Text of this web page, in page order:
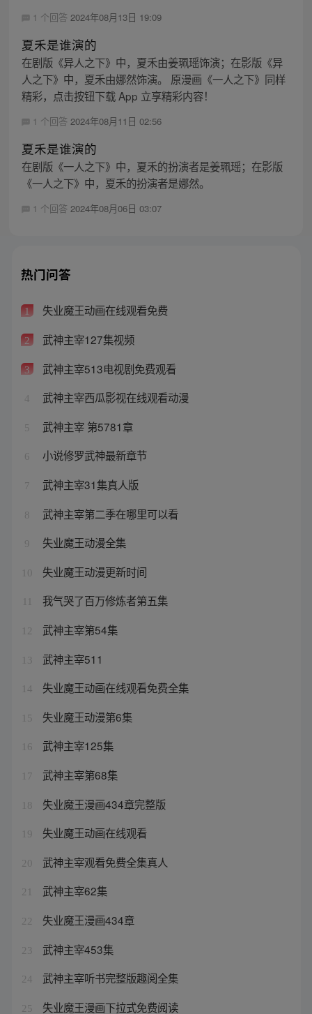
1 个回答 2024年08月13日 19:09
夏禾是谁演的
在剧版《异人之下》中，夏禾由姜珮瑶饰演；在影版《异
人之下》中，夏禾由娜然饰演。 原漫画《一人之下》同样
精彩，点击按钮下载 App 立享精彩内容！
1 个回答 2024年08月11日 02:56
夏禾是谁演的
在剧版《一人之下》中，夏禾的扮演者是姜珮瑶；在影版
《一人之下》中，夏禾的扮演者是娜然。
1 个回答 2024年08月06日 03:07
热门问答
1 失业魔王动画在线观看免费
2 武神主宰127集视频
3 武神主宰513电视剧免费观看
4 武神主宰西瓜影视在线观看动漫
5 武神主宰 第5781章
6 小说修罗武神最新章节
7 武神主宰31集真人版
8 武神主宰第二季在哪里可以看
9 失业魔王动漫全集
10 失业魔王动漫更新时间
我气哭了百万修炼者第五集
12 武神主宰第54集
13 武神主宰511
14 失业魔王动画在线观看免费全集
15 失业魔王动漫第6集
16 武神主宰125集
17 武神主宰第68集
18 失业魔王漫画434章完整版
19 失业魔王动画在线观看
20 武神主宰观看免费全集真人
21 武神主宰62集
22 失业魔王漫画434章
23 武神主宰453集
24 武神主宰听书完整版趣阅全集
25 失业魔王漫画下拉式免费阅读